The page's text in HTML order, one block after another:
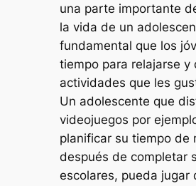
una parte importante
la vida de un
fundamental que los
tiempo para relajarse y
actividades que les
Un adolescente que
videojuegos por
planificar su tiempo de
después de completar
escolares, pueda jugar